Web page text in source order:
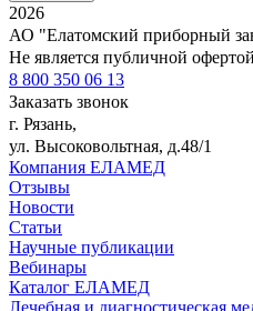
2026
АО "Елатомский приборный
Не является публичной офертой
8 800 350 06 13
Заказать звонок
г. Рязань,
ул. Высоковольтная, д.48/1
Компания ЕЛАМЕД
Отзывы
Новости
Статьи
Научные публикации
Вебинары
Каталог ЕЛАМЕД
Лечебная и диагностическая